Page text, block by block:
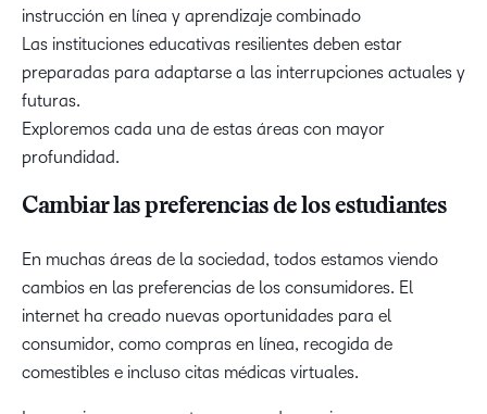
instrucción en línea y aprendizaje combinado
Las instituciones educativas resilientes deben estar
preparadas para adaptarse a las interrupciones actuales y
futuras.
Exploremos cada una de estas áreas con mayor
profundidad.
Cambiar las preferencias de los estudiantes
En muchas áreas de la sociedad, todos estamos viendo
cambios en las preferencias de los consumidores. El
internet ha creado nuevas oportunidades para el
consumidor, como compras en línea, recogida de
comestibles e incluso citas médicas virtuales.